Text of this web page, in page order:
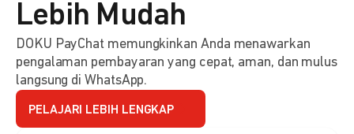
Lebih Mudah
DOKU PayChat memungkinkan Anda menawarkan
pengalaman pembayaran yang cepat, aman, dan mulus
langsung di WhatsApp.
PELAJARI LEBIH LENGKAP